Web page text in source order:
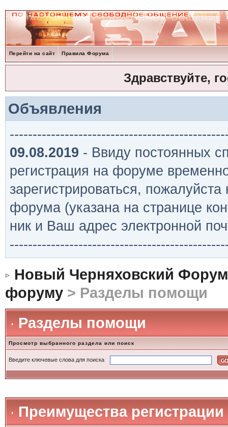
Перейти на сайт Правила Форума
Здравствуйте,
Объявления
09.08.2019 - Ввиду постоянных
регистрация на форуме
зарегистрироваться,
форума (указана на странице
ник и Ваш адрес электронной
Новый Черняховский Форум
форуму> Разделы помощи
Разделы помощи
Просмотр выбранного раздела или поиск
Введите ключевые слова для поиска
Преимущества регистрации